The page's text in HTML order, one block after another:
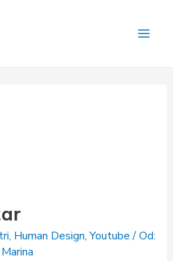
, Human Design,Youtube/ Od:
Marina